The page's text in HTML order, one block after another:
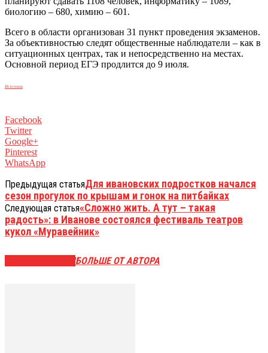
биологию – 680, химию – 601.
Всего в области организован 31 пункт проведения экзаменов.
За объективностью следят общественные наблюдатели – как в
ситуационных центрах, так и непосредственно на местах.
Основной период ЕГЭ продлится до 9 июля.
Источник
Facebook
Twitter
Google+
Pinterest
WhatsApp
Предыдущая статьяДля ивановских подростков начался
сезон прогулок по крышам и гонок на питбайках
Следующая статья«Сложно жить. А тут – такая
радость»: в Иванове состоялся фестиваль театров
кукол «Муравейник»
БОЛЬШЕ ОТ АВТОРА